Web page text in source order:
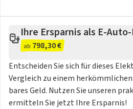
Ihre Ersparnis als E-
ab 798,30 €
Entscheiden Sie sich für dieses
Vergleich zu einem
bares Geld. Nutzen Sie unseren
ermitteln Sie jetzt Ihre Ersparnis!